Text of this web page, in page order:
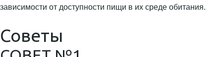
зависимости от доступности пищи в их среде обитания.
Советы